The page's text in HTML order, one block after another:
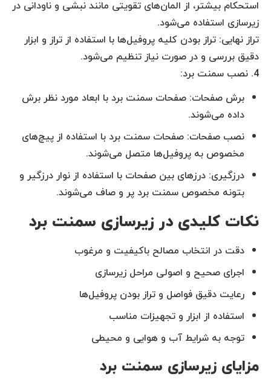
استحکام بیشتر، از المان‌های تقویتی مانند نبشی و ناودانی در
زیرسازی استفاده می‌شود.
تراز نهایی: تراز بودن کلیه پروفیل‌ها با استفاده از تراز و ابزار
دقیق بررسی و در صورت نیاز تنظیم می‌شود.
4. نصب سمنت برد:
برش صفحات: صفحات سمنت برد با ابعاد مورد نظر برش
داده می‌شوند.
نصب صفحات: صفحات سمنت برد با استفاده از پیچ‌های
مخصوص به پروفیل‌ها متصل می‌شوند.
درزگیری: درزهای بین صفحات با استفاده از نوار درزگیر و
بتونه مخصوص سمنت برد پر و صاف می‌شوند.
نکات کلیدی در زیرسازی سمنت برد
دقت در انتخاب مصالح باکیفیت و مرغوب
اجرای صحیح و اصولی مراحل زیرسازی
رعایت دقیق فواصل و تراز بودن پروفیل‌ها
استفاده از ابزار و تجهیزات مناسب
توجه به شرایط آب و هوایی و محیطی
مزایای زیرسازی سمنت برد